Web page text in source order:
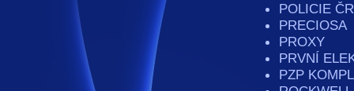
POLICIE ČR
PRECIOSA
PROXY
PRVNÍ
PZP